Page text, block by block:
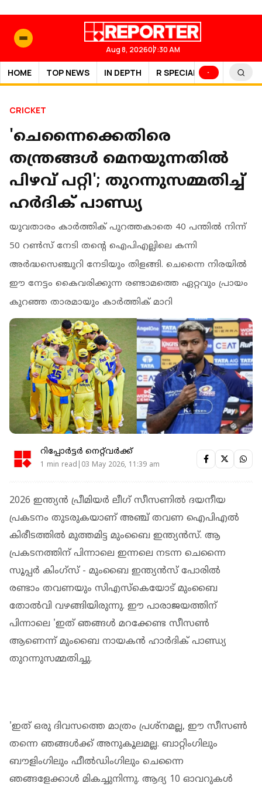
Aug 8, 202607:30 AM
HOME TOP NEWS IN DEPTH R SPECIAL SPORTS
CRICKET
'ചെന്നൈക്കെതിരെ
തന്ത്രങ്ങൾ മെനയുന്നതിൽ
പിഴവ് പറ്റി'; തുറന്നുസമ്മതിച്ച്
ഹർദിക് പാണ്ഡ്യ
യുവതാരം കാര്‍ത്തിക് പുറത്തകാതെ 40 പന്തില്‍ നിന്ന്
50 റൺസ് നേടി തന്റെ ഐപിഎല്ലിലെ കന്നി
അര്‍ദ്ധസെഞ്ചുറി നേടിയും തിളങ്ങി. ചെന്നൈ നിരയില്‍
ഈ നേട്ടം കൈവരിക്കുന്ന രണ്ടാമത്തെ ഏറ്റവും പ്രായം
കുറഞ്ഞ താരമായും കാര്‍ത്തിക് മാറി
റിപ്പോർട്ടർ നെറ്റ്‌വര്‍ക്ക്‌
1 min read|03 May 2026, 11:39 am
2026 ഇന്ത്യൻ പ്രീമിയർ ലീഗ് സീസണിൽ ദയനീയ
പ്രകടനം തുടരുകയാണ് അഞ്ച് തവണ ഐപിഎൽ
കിരീടത്തിൽ മുത്തമിട്ട മുംബൈ ഇന്ത്യന്‍സ്. ആ
പ്രകടനത്തിന് പിന്നാലെ ഇന്നലെ നടന്ന ചെന്നൈ
സൂപ്പര്‍ കിംഗ്സ് - മുംബൈ ഇന്ത്യൻസ് പോരിൽ
രണ്ടാം തവണയും സിഎസ്കെയോട് മുംബൈ
തോൽവി വഴങ്ങിയിരുന്നു. ഈ പാരാജയത്തിന്
പിന്നാലെ 'ഇത് ഞങ്ങൾ മറക്കേണ്ട സീസൺ
ആണെന്ന് മുംബൈ നായകൻ ഹാര്‍ദിക് പാണ്ഡ്യ
തുറന്നുസമ്മതിച്ചു.
'ഇത് ഒരു ദിവസത്തെ മാത്രം പ്രശ്‌നമല്ല, ഈ സീസണ്‍
തന്നെ ഞങ്ങള്‍ക്ക് അനുകൂലമല്ല. ബാറ്റിംഗിലും
ബൗളിംഗിലും ഫീല്‍ഡിംഗിലും ചെന്നൈ
ഞങ്ങളേക്കാള്‍ മികച്ചുനിന്നു. ആദ്യ 10 ഓവറുകള്‍